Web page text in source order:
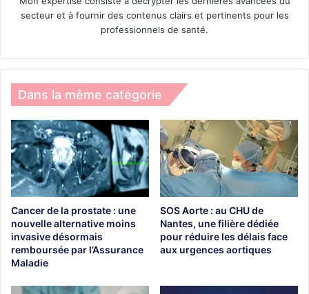
secteur et à fournir des contenus clairs et pertinents pour les
professionnels de santé.
Dans la même catégorie
Cancer de la prostate : une
nouvelle alternative moins
invasive désormais
remboursée par l’Assurance
Maladie
SOS Aorte : au CHU de
Nantes, une filière dédiée
pour réduire les délais face
aux urgences aortiques